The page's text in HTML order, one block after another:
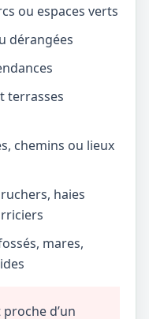
ou espaces verts
dérangées
terrasses
chemins ou lieux
haies
mares,
d’un